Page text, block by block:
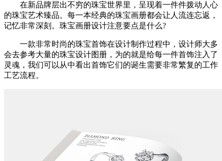
在新品牌层出不穷的珠宝世界里，呈现着一件件拨动人心
的珠宝艺术臻品。每一本经典的珠宝画册都会让人流连忘返，
记忆非常深刻。珠宝画册设计注意要点是什么?
一款非常时尚的珠宝首饰在设计制作过程中，设计师大多
会去参考大量的珠宝设计图册，为的就是给每一件首饰注入了
灵魂，我们可以从中看出首饰它们的诞生需要非常繁复的工作
工艺流程。